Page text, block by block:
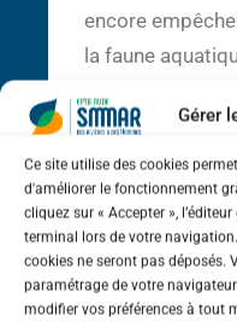
Gérer
Ce site utilise des cookies
d'améliorer le fonctionnement
cliquez sur « Accepter »,
terminal lors de votre
cookies ne seront pas déposés.
paramétrage de votre
modifier vos préférences à tout
encore
la faune
faune et
La gestion des
à enlever
à l’écoulement
de gestion de la
parl’Agence de